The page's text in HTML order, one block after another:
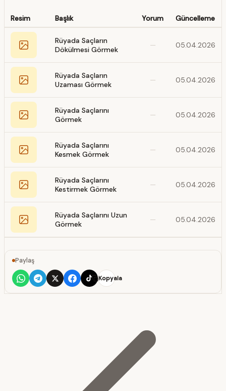
Resim Başlık Yorum Güncelleme
Rüyada Saçların
Dökülmesi Görmek
— 05.04.2026
Rüyada Saçların
Uzaması Görmek
— 05.04.2026
Rüyada Saçlarını
Görmek
— 05.04.2026
Rüyada Saçlarını
Kesmek Görmek
— 05.04.2026
Rüyada Saçlarını
Kestirmek Görmek
— 05.04.2026
Rüyada Saçlarını Uzun
Görmek
— 05.04.2026
Paylaş
Kopyala